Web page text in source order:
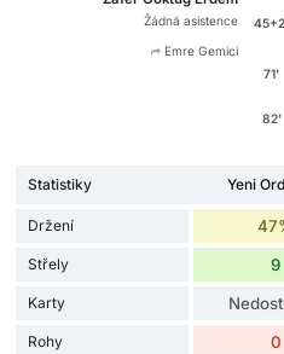
Žádná asistence
Emre Gemici
71'
82'
Statistiky Yeni
Držení
Střely 9
Karty
Rohy 0